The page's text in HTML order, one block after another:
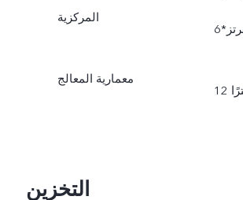
المركزية
معمارية المعالج
التخزين